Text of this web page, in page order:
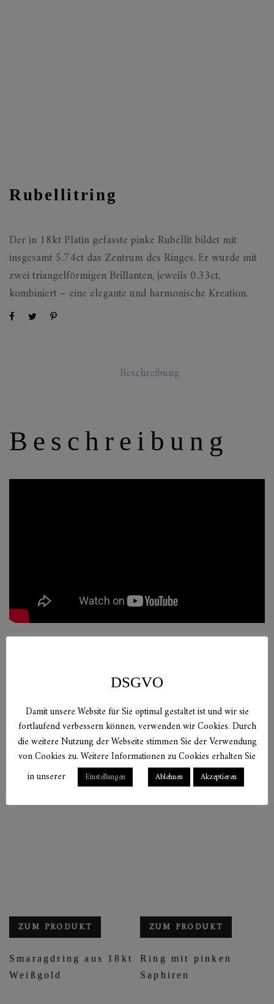
Rubellitring
Der in 18kt Platin gefasste pinke Rubellit bildet mit
insgesamt 5.74ct das Zentrum des Ringes. Er wurde mit
zwei triangelförmigen Brillanten, jeweils 0.33ct,
kombiniert – eine elegante und harmonische Kreation.
Beschreibung
Beschreibung
Verwandte
Produkte
ZUM PRODUKT
Smaragdring aus 18kt
Weißgold
ZUM PRODUKT
Ring mit pinken
Saphiren
DSGVO
Damit unsere Website für Sie optimal gestaltet ist und wir sie
fortlaufend verbessern können, verwenden wir Cookies. Durch
die weitere Nutzung der Webseite stimmen Sie der Verwendung
von Cookies zu. Weitere Informationen zu Cookies erhalten Sie
in unserer
Einstellungen Ablehnen Akzeptieren